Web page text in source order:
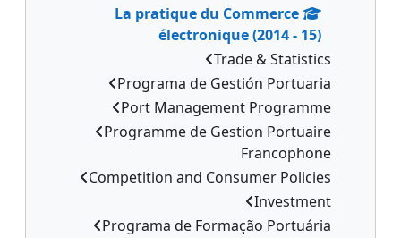
La pratique du Commerce
électronique (2014 - 15)
Trade & Statistics
Programa de Gestión Portuaria
Port Management Programme
Programme de Gestion Portuaire
Francophone
Competition and Consumer Policies
Investment
Programa de Formação Portuária